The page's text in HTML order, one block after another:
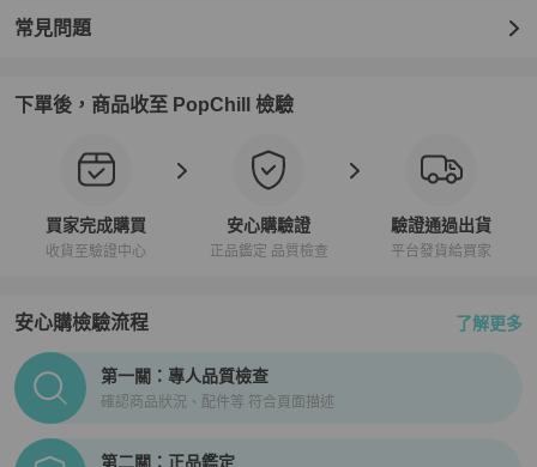
常見問題
下單後，商品收至 PopChill 檢驗
買家完成購買
收貨至驗證中心
安心購驗證
正品鑑定 品質檢查
驗證通過出貨
平台發貨給買家
安心購檢驗流程 了解更多
PopChill拍拍圈正品驗證、安心購檢驗流程介紹
第一關：專人品質檢查
確認商品狀況、配件等 符合頁面描述
第二關：正品鑑定